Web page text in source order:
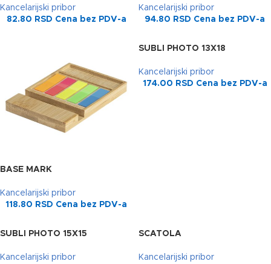
Kancelarijski pribor
82.80 RSD Cena bez PDV-a
Kancelarijski pribor
94.80 RSD Cena bez PDV-a
BASE MARK
Kancelarijski pribor
118.80 RSD Cena bez PDV-a
SUBLI PHOTO 13X18
Kancelarijski pribor
174.00 RSD Cena bez PDV-a
SUBLI PHOTO 15X15
Kancelarijski pribor
SCATOLA
Kancelarijski pribor